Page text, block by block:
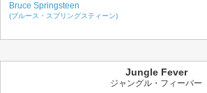
Bruce Springsteen
(ブルース・スプリングスティーン)
Jungle Fever
ジャングル・フィーバー